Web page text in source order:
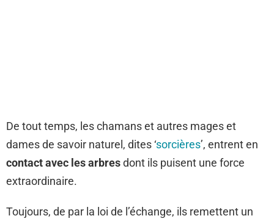
De tout temps, les chamans et autres mages et
dames de savoir naturel, dites ‘sorcières’, entrent en
contact avec les arbresdont ils puisent une force
extraordinaire.
Toujours, de par la loi de l’échange, ils remettent un